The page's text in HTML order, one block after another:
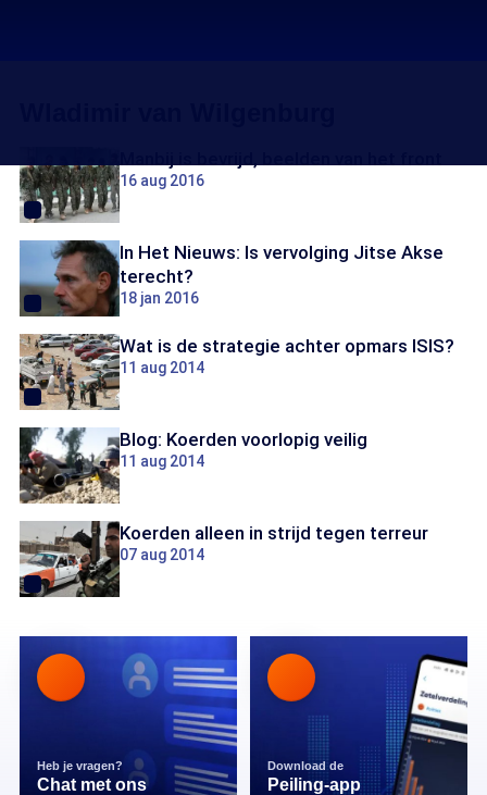
16 aug 2016
In Het Nieuws: Is vervolging Jitse Akse
terecht?
18 jan 2016
Wat is de strategie achter opmars ISIS?
11 aug 2014
Blog: Koerden voorlopig veilig
11 aug 2014
Koerden alleen in strijd tegen terreur
07 aug 2014
Heb je vragen?
Chat met ons
Download de
Peiling-app